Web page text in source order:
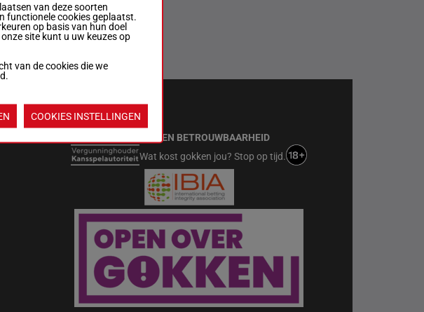
COOKIES
COOKIES
VEILIGHEID EN BETROUWBAARHEID
Wat kost gokken jou? Stop op tijd.
van deze soorten
functionele cookies geplaatst.
op basis van hun doel
site kunt u uw keuzes op
van de cookies die we
COOKIES INSTELLINGEN